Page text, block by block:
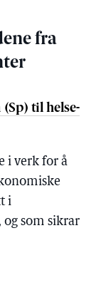
fra
til helse-
i verk for å
i
som sikrar